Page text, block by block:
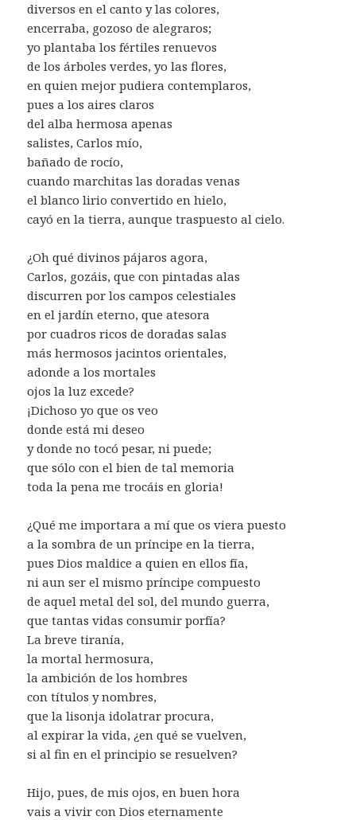
diversos en el canto y las colores,
encerraba, gozoso de alegraros;
yo plantaba los fértiles renuevos
de los árboles verdes, yo las flores,
en quien mejor pudiera contemplaros,
pues a los aires claros
del alba hermosa apenas
salistes, Carlos mío,
bañado de rocío,
cuando marchitas las doradas venas
el blanco lirio convertido en hielo,
cayó en la tierra, aunque traspuesto al cielo.
¿Oh qué divinos pájaros agora,
Carlos, gozáis, que con pintadas alas
discurren por los campos celestiales
en el jardín eterno, que atesora
por cuadros ricos de doradas salas
más hermosos jacintos orientales,
adonde a los mortales
ojos la luz excede?
¡Dichoso yo que os veo
donde está mi deseo
y donde no tocó pesar, ni puede;
que sólo con el bien de tal memoria
toda la pena me trocáis en gloria!
¿Qué me importara a mí que os viera puesto
a la sombra de un príncipe en la tierra,
pues Dios maldice a quien en ellos fía,
ni aun ser el mismo príncipe compuesto
de aquel metal del sol, del mundo guerra,
que tantas vidas consumir porfía?
La breve tiranía,
la mortal hermosura,
la ambición de los hombres
con títulos y nombres,
que la lisonja idolatrar procura,
al expirar la vida, ¿en qué se vuelven,
si al fin en el principio se resuelven?
Hijo, pues, de mis ojos, en buen hora
vais a vivir con Dios eternamente